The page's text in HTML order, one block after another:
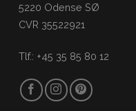
5220 Odense SØ
CVR 35522921
Tlf.: +45 35 85 80 12